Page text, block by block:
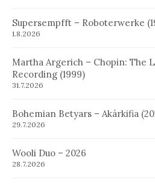
Supersempfft – Roboterwerke
1.8.2026
Martha Argerich – Chopin: The
Recording (1999)
31.7.2026
Bohemian Betyars – Akárkifia
29.7.2026
Wooli Duo – 2026
28.7.2026